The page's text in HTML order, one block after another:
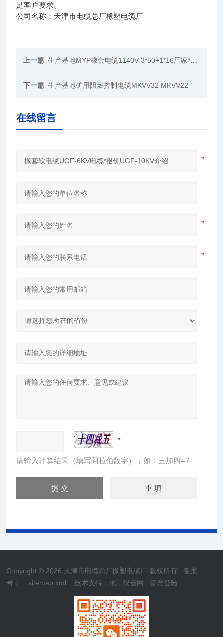
足客户要求。
公司名称：天津市电缆总厂橡塑电缆厂
上一篇 生产基地MYP橡套电缆1140V 3*50+1*16厂家*报价
下一篇 生产基地矿用阻燃控制电缆MKVV32 MKVV22
在线留言
请输入计算结果（填写阿拉伯数字），如：三加四=7
Copyright © 2026 天津市电缆总厂橡塑电缆厂 版权所有 备案
号：
sitemap.xml 技术支持：化工仪器网 管理登陆